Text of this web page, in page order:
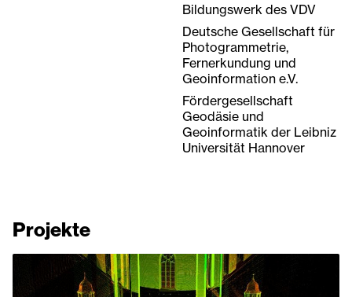
Bildungswerk des VDV
Deutsche Gesellschaft für
Photogrammetrie,
Fernerkundung und
Geoinformation e.V.
Fördergesellschaft
Geodäsie und
Geoinformatik der Leibniz
Universität Hannover
Projekte